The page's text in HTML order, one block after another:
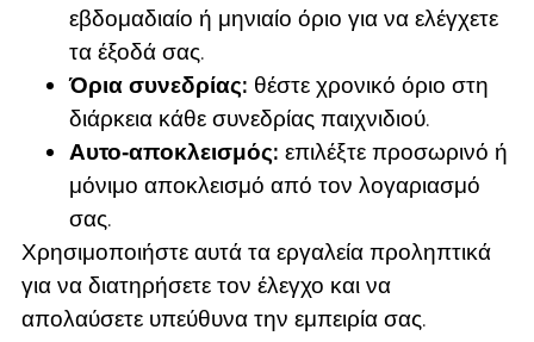
εβδομαδιαίο ή μηνιαίο όριο για να ελέγχετε
τα έξοδά σας.
Όρια συνεδρίας: θέστε χρονικό όριο στη
διάρκεια κάθε συνεδρίας παιχνιδιού.
Αυτο‑αποκλεισμός: επιλέξτε προσωρινό ή
μόνιμο αποκλεισμό από τον λογαριασμό
σας.
Χρησιμοποιήστε αυτά τα εργαλεία προληπτικά
για να διατηρήσετε τον έλεγχο και να
απολαύσετε υπεύθυνα την εμπειρία σας.